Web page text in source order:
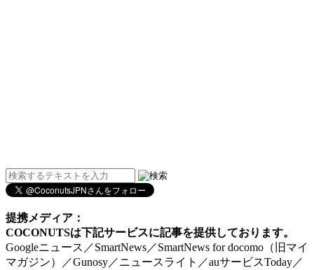
提携メディア：
COCONUTSは下記サービスに記事を提供しております。
Googleニュース／SmartNews／SmartNews for docomo（旧マイ
マガジン）／Gunosy／ニュースライト／auサービスToday／